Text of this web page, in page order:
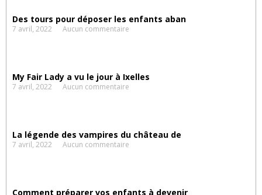
Des tours pour déposer les enfants aban
7 avril, 2022 Aucun commentaire
My Fair Lady a vu le jour à Ixelles
7 avril, 2022 Aucun commentaire
La légende des vampires du château de
7 avril, 2022 Aucun commentaire
Comment préparer vos enfants à devenir